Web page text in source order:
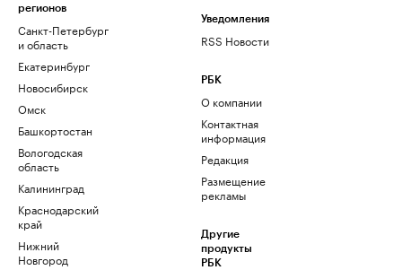
регионов
Санкт-Петербург
и область
Екатеринбург
Новосибирск
Омск
Башкортостан
Вологодская
область
Калининград
Краснодарский
край
Нижний
Новгород
Уведомления
RSS Новости
РБК
О компании
Контактная
информация
Редакция
Размещение
рекламы
Другие
продукты
РБК